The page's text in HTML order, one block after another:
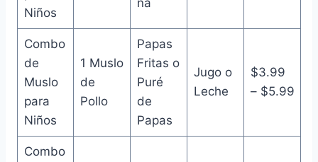
Niños
Combo
de
Muslo
para
Niños
1 Muslo
de
Pollo
Papas
Fritas o
Puré
de
Papas
Jugo o
Leche
$3.99
– $5.99
Combo